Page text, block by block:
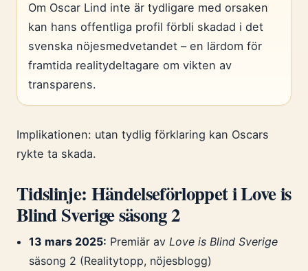
Om Oscar Lind inte är tydligare med orsaken
kan hans offentliga profil förbli skadad i det
svenska nöjesmedvetandet – en lärdom för
framtida realitydeltagare om vikten av
transparens.
Implikationen: utan tydlig förklaring kan Oscars
rykte ta skada.
Tidslinje: Händelseförloppet i Love is
Blind Sverige säsong 2
13 mars 2025: Premiär avLove is Blind Sverige
säsong 2 (Realitytopp, nöjesblogg)